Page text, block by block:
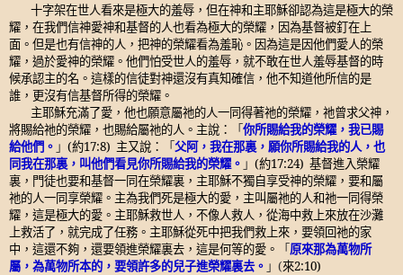
十字架在世人看來是極大的羞辱，但在神和主耶穌卻認為這是極大的榮
耀，在我們信神愛神和基督的人也看為極大的榮耀，因為基督被釘在上
面。但是也有信神的人，把神的榮耀看為羞恥。因為這是因他們愛人的榮
耀，過於愛神的榮耀。他們怕受世人的羞辱，就不敢在世人羞辱基督的時
候承認主的名。這樣的信徒對神還沒有真知確信，他不知道他所信的是
誰，更沒有信基督所得的榮耀。
主耶穌充滿了愛，他也願意屬祂的人一同得著祂的榮耀，祂曾求父神，
將賜給祂的榮耀，也賜給屬祂的人。主說：
「你所賜給我的榮耀，我已賜
給他們。 」 (約17:8) 主又說： 「父阿，我在那裏，願你所賜給我的人，也
同我在那裏，叫他們看見你所賜給我的榮耀。 」 (約17:24) 基督進入榮耀
裏，門徒也要和基督一同在榮耀裏，主耶穌不獨自享受神的榮耀，要和屬
祂的人一同享榮耀。主為我們死是極大的愛，主叫屬祂的人和祂一同得榮
耀，這是極大的愛。主耶穌救世人，不像人救人，從海中救上來放在沙灘
上救活了，就完成了任務。主耶穌從死中把我們救上來，要領回祂的家
中，這還不夠，還要領進榮耀裏去，這是何等的愛。
「原來那為萬物所
屬，為萬物所本的，要領許多的兒子進榮耀裏去。 」 (來2:10)